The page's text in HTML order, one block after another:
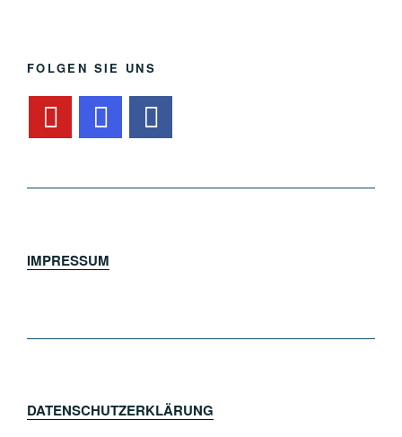
FOLGEN SIE UNS
IMPRESSUM
DATENSCHUTZERKLÄRUNG